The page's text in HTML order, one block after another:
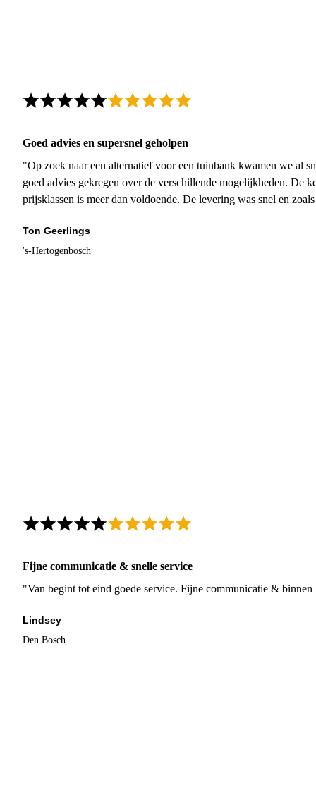
Goed advies en supersnel geholpen
"Op zoek naar een alternatief voor een tuinbank kwamen we al
goed advies gekregen over de verschillende mogelijkheden. De
prijsklassen is meer dan voldoende. De levering was snel en
Ton Geerlings
's-Hertogenbosch
Fijne communicatie & snelle service
"Van begint tot eind goede service. Fijne communicatie &
Lindsey
Den Bosch